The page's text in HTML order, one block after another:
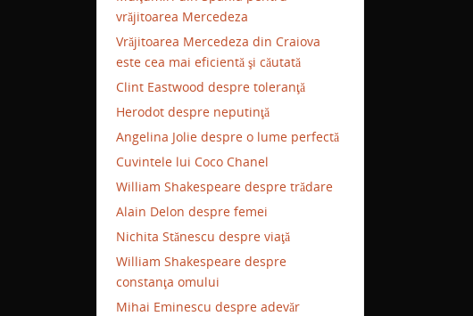
vrăjitoarea Mercedeza
Vrăjitoarea Mercedeza din Craiova
este cea mai eficientă şi căutată
Clint Eastwood despre toleranţă
Herodot despre neputinţă
Angelina Jolie despre o lume perfectă
Cuvintele lui Coco Chanel
William Shakespeare despre trădare
Alain Delon despre femei
Nichita Stănescu despre viaţă
William Shakespeare despre
constanţa omului
Mihai Eminescu despre adevăr